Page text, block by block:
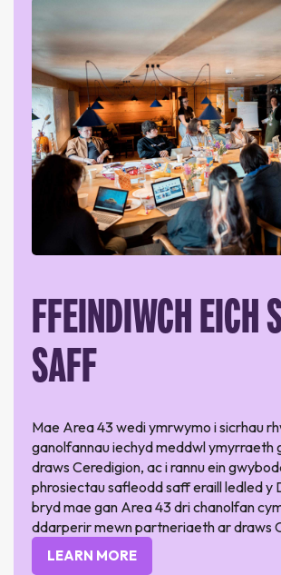
FFEINDIWCH EICH
SAFF
Mae Area 43 wedi ymrwymo i sicrhau
ganolfannau iechyd meddwl ymyrraeth
draws Ceredigion, ac i rannu ein
phrosiectau safleodd saff eraill ledled y
bryd mae gan Area 43 dri chanolfan
ddarperir mewn partneriaeth ar draws
LEARN MORE